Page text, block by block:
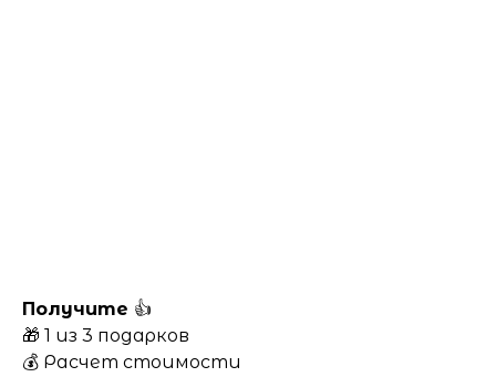
Получите 👍
🎁 1 из 3 подарков
💰 Расчет стоимости